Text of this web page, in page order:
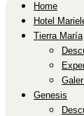
Home
Hotel
Tierra María
Genesis